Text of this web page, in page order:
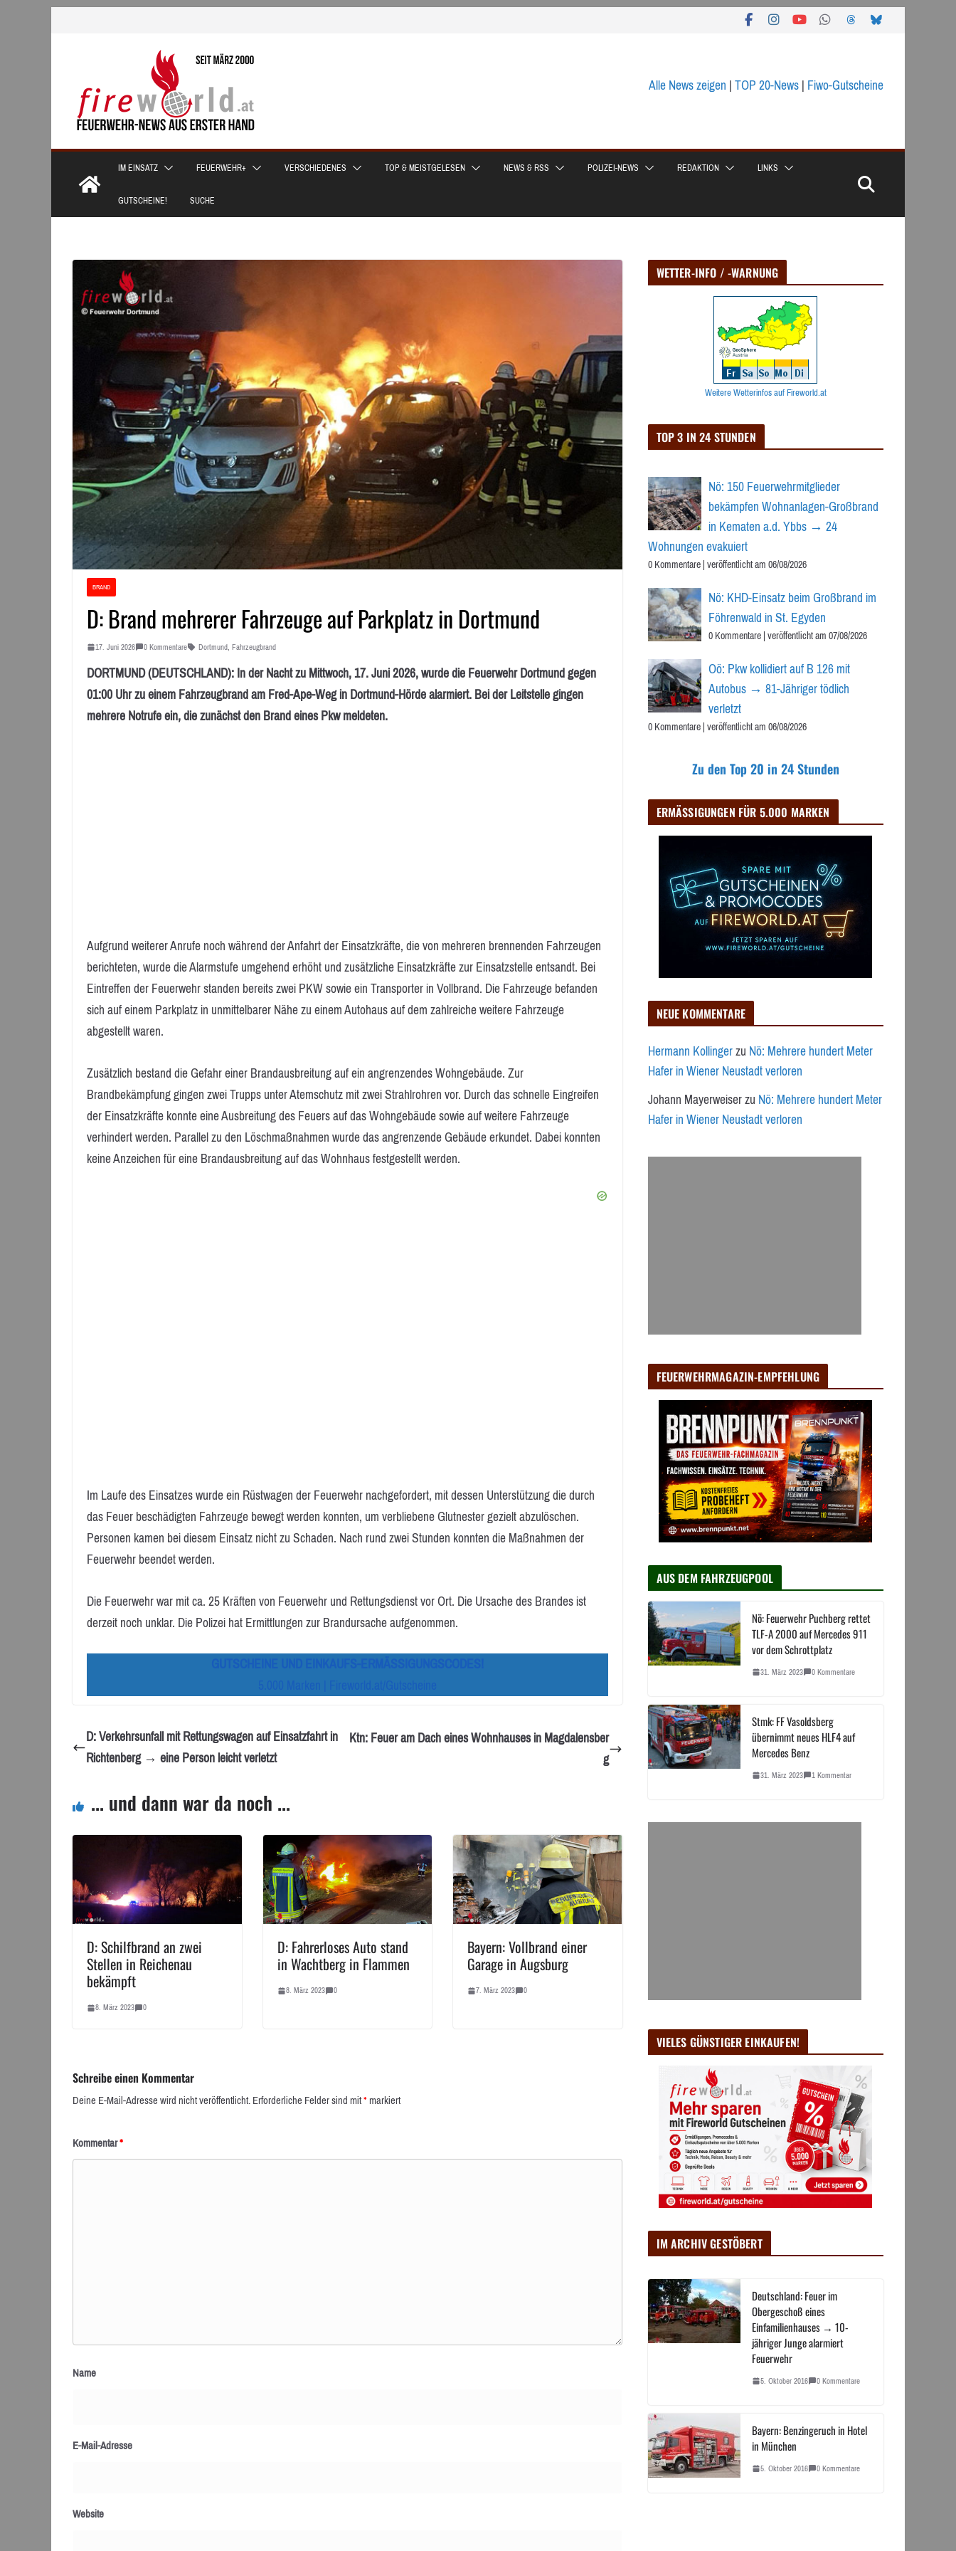
Alle News zeigen|TOP 20-News|Fiwo-Gutscheine
IM EINSATZ FEUERWEHR+ VERSCHIEDENES TOP & MEISTGELESEN NEWS & RSS POLIZEI-NEWS REDAKTION LINKS
GUTSCHEINE! SUCHE
BRAND
D: Brand mehrerer Fahrzeuge auf Parkplatz in Dortmund
17. Juni 2026 0 Kommentare Dortmund, Fahrzeugbrand
DORTMUND (DEUTSCHLAND): In der Nacht zu Mittwoch, 17. Juni 2026, wurde die Feuerwehr Dortmund gegen
01:00 Uhr zu einem Fahrzeugbrand am Fred-Ape-Weg in Dortmund-Hörde alarmiert. Bei der Leitstelle gingen
mehrere Notrufe ein, die zunächst den Brand eines Pkw meldeten.
Aufgrund weiterer Anrufe noch während der Anfahrt der Einsatzkräfte, die von mehreren brennenden Fahrzeugen
berichteten, wurde die Alarmstufe umgehend erhöht und zusätzliche Einsatzkräfte zur Einsatzstelle entsandt. Bei
Eintreffen der Feuerwehr standen bereits zwei PKW sowie ein Transporter in Vollbrand. Die Fahrzeuge befanden
sich auf einem Parkplatz in unmittelbarer Nähe zu einem Autohaus auf dem zahlreiche weitere Fahrzeuge
abgestellt waren.
Zusätzlich bestand die Gefahr einer Brandausbreitung auf ein angrenzendes Wohngebäude. Zur
Brandbekämpfung gingen zwei Trupps unter Atemschutz mit zwei Strahlrohren vor. Durch das schnelle Eingreifen
der Einsatzkräfte konnte eine Ausbreitung des Feuers auf das Wohngebäude sowie auf weitere Fahrzeuge
verhindert werden. Parallel zu den Löschmaßnahmen wurde das angrenzende Gebäude erkundet. Dabei konnten
keine Anzeichen für eine Brandausbreitung auf das Wohnhaus festgestellt werden.
Im Laufe des Einsatzes wurde ein Rüstwagen der Feuerwehr nachgefordert, mit dessen Unterstützung die durch
das Feuer beschädigten Fahrzeuge bewegt werden konnten, um verbliebene Glutnester gezielt abzulöschen.
Personen kamen bei diesem Einsatz nicht zu Schaden. Nach rund zwei Stunden konnten die Maßnahmen der
Feuerwehr beendet werden.
Die Feuerwehr war mit ca. 25 Kräften von Feuerwehr und Rettungsdienst vor Ort. Die Ursache des Brandes ist
derzeit noch unklar. Die Polizei hat Ermittlungen zur Brandursache aufgenommen.
D: Verkehrsunfall mit Rettungswagen auf Einsatzfahrt in
Richtenberg → eine Person leicht verletzt
Ktn: Feuer am Dach eines Wohnhauses in Magdalensber
g
... und dann war da noch ...
D: Schilfbrand an zwei
Stellen in Reichenau
bekämpft
8. März 2023 0
D: Fahrerloses Auto stand
in Wachtberg in Flammen
8. März 2023 0
Bayern: Vollbrand einer
Garage in Augsburg
7. März 2023 0
Schreibe einen Kommentar
Deine E-Mail-Adresse wird nicht veröffentlicht.Erforderliche Felder sind mit*markiert
Kommentar*
Name
E-Mail-Adresse
Website
WETTER-INFO / -WARNUNG
Weitere Wetterinfos auf Fireworld.at
TOP 3 IN 24 STUNDEN
Nö: 150 Feuerwehrmitglieder
bekämpfen Wohnanlagen-Großbrand
in Kematen a.d. Ybbs → 24
Wohnungen evakuiert
0 Kommentare|veröffentlicht am 06/08/2026
Nö: KHD-Einsatz beim Großbrand im
Föhrenwald in St. Egyden
0 Kommentare|veröffentlicht am 07/08/2026
Oö: Pkw kollidiert auf B 126 mit
Autobus → 81-Jähriger tödlich
verletzt
0 Kommentare|veröffentlicht am 06/08/2026
Zu den Top 20 in 24 Stunden
ERMÄSSIGUNGEN FÜR 5.000 MARKEN
NEUE KOMMENTARE
Hermann KollingerzuNö: Mehrere hundert Meter
Hafer in Wiener Neustadt verloren
Johann MayerweiserzuNö: Mehrere hundert Meter
Hafer in Wiener Neustadt verloren
FEUERWEHRMAGAZIN-EMPFEHLUNG
AUS DEM FAHRZEUGPOOL
Nö: Feuerwehr Puchberg rettet
TLF-A 2000 auf Mercedes 911
vor dem Schrottplatz
31. März 2023 0 Kommentare
Stmk: FF Vasoldsberg
übernimmt neues HLF4 auf
Mercedes Benz
31. März 2023 1 Kommentar
VIELES GÜNSTIGER EINKAUFEN!
IM ARCHIV GESTÖBERT
Deutschland: Feuer im
Obergeschoß eines
Einfamilienhauses → 10-
jähriger Junge alarmiert
Feuerwehr
5. Oktober 2016 0 Kommentare
Bayern: Benzingeruch in Hotel
in München
5. Oktober 2016 0 Kommentare